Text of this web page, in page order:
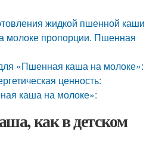
жидкой пшенной каши
молоке пропорции. Пшенная
«Пшенная каша на молоке»:
ценность:
каша на молоке»:
как в детском